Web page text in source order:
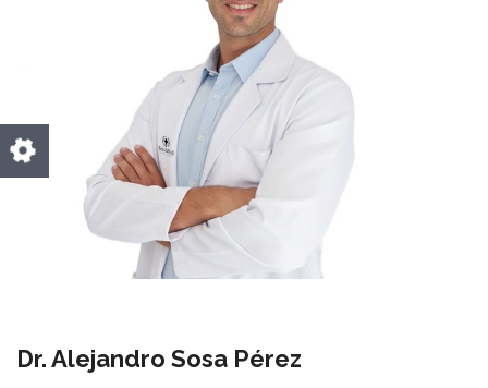
Dr. Alejandro Sosa Pérez